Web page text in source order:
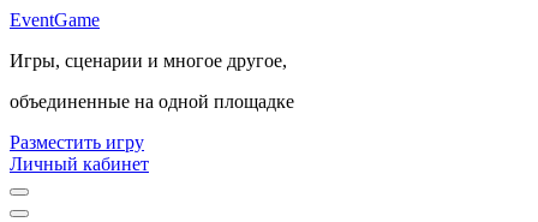
EventGame
Игры, сценарии и многое другое,
объединенные на одной площадке
Разместить игру
Личный кабинет